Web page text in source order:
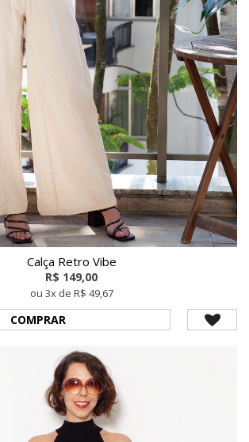
Calça Retro Vibe
R$ 149,00
ou 3x de R$ 49,67
COMPRAR